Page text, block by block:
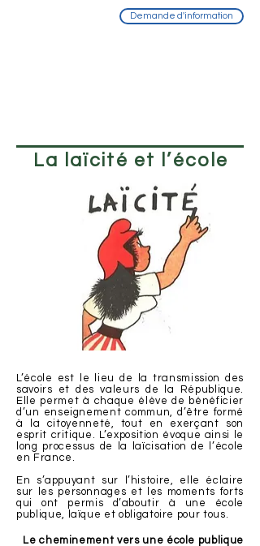
Demande d'information
La laïcité et l’école
L’école est le lieu de la transmission des
savoirs et des valeurs de la République.
Elle permet à chaque élève de bénéficier
d’un enseignement commun, d’être formé
à la citoyenneté, tout en exerçant son
esprit critique. L’exposition évoque ainsi le
long processus de la laïcisation de l’école
en France.
En s’appuyant sur l’histoire, elle éclaire
sur les personnages et les moments forts
qui ont permis d’aboutir à une école
publique, laïque et obligatoire pour tous.
Le cheminement vers une école publique